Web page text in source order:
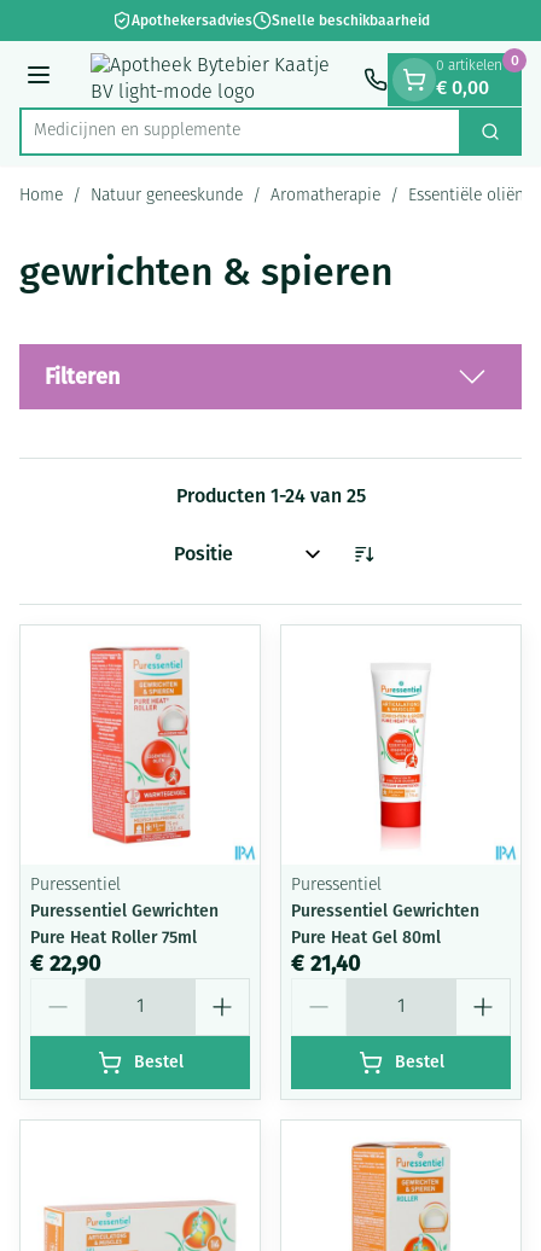
Ga naar de inhoudApothekersadvies Snelle beschikbaarheid
Menu
Product, merk, categorie...
Medici Zoek
0 artikelen
€ 0,00
0
Home / Natuur geneeskunde / Aromatherapie / Essentiële oliën
gewrichten & spieren
Filteren
Producten 1-24van 25
Sorteer op:
Puressentiel
Puressentiel Gewrichten
Pure Heat Roller 75ml
€ 22,90
Bestel
Puressentiel
Puressentiel Gewrichten
Pure Heat Gel 80ml
€ 21,40
Bestel